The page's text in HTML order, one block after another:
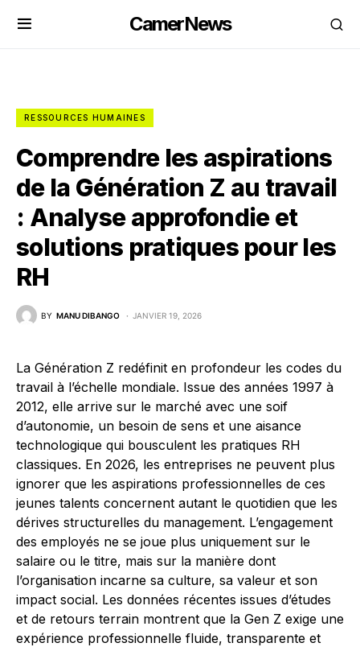
CamerNews
RESSOURCES HUMAINES
Comprendre les aspirations
de la Génération Z au travail
: Analyse approfondie et
solutions pratiques pour les
RH
BY MANU DIBANGO JANVIER 19, 2026
La Génération Z redéfinit en profondeur les codes du
travail à l’échelle mondiale. Issue des années 1997 à
2012, elle arrive sur le marché avec une soif
d’autonomie, un besoin de sens et une aisance
technologique qui bousculent les pratiques RH
classiques. En 2026, les entreprises ne peuvent plus
ignorer que les aspirations professionnelles de ces
jeunes talents concernent autant le quotidien que les
dérives structurelles du management. L’engagement
des employés ne se joue plus uniquement sur le
salaire ou le titre, mais sur la manière dont
l’organisation incarne sa culture, sa valeur et son
impact social. Les données récentes issues d’études
et de retours terrain montrent que la Gen Z exige une
expérience professionnelle fluide, transparente et